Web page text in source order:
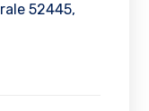
52445,